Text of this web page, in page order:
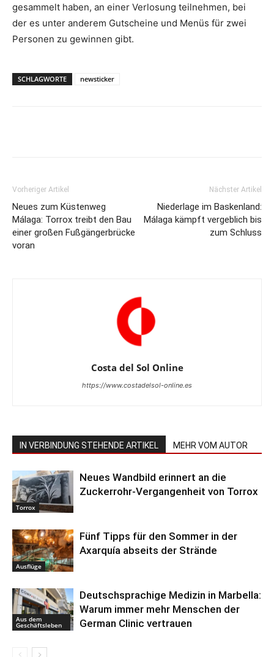
gesammelt haben, an einer Verlosung teilnehmen, bei
der es unter anderem Gutscheine und Menüs für zwei
Personen zu gewinnen gibt.
SCHLAGWORTE newsticker
Vorheriger Artikel
Neues zum Küstenweg
Málaga: Torrox treibt den Bau
einer großen Fußgängerbrücke
voran
Nächster Artikel
Niederlage im Baskenland:
Málaga kämpft vergeblich bis
zum Schluss
Costa del Sol Online
https://www.costadelsol-online.es
IN VERBINDUNG STEHENDE ARTIKEL MEHR VOM AUTOR
Torrox
Neues Wandbild erinnert an die
Zuckerrohr-Vergangenheit von Torrox
Ausflüge
Fünf Tipps für den Sommer in der
Axarquía abseits der Strände
Aus dem
Geschäftsleben
Deutschsprachige Medizin in Marbella:
Warum immer mehr Menschen der
German Clinic vertrauen